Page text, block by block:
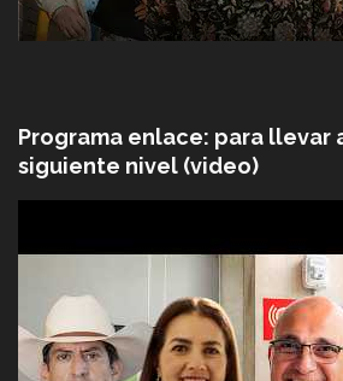
Programa enlace: para llevar
siguiente nivel (video)